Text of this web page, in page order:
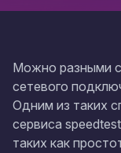
Можно разными
сетевого
Одним из таких
сервиса speedtest
таких как